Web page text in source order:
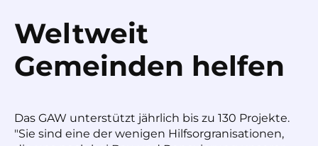
Weltweit
Gemeinden helfen
Das GAW unterstützt jährlich bis zu 130 Projekte.
"Sie sind eine der wenigen Hilfsorgranisationen,